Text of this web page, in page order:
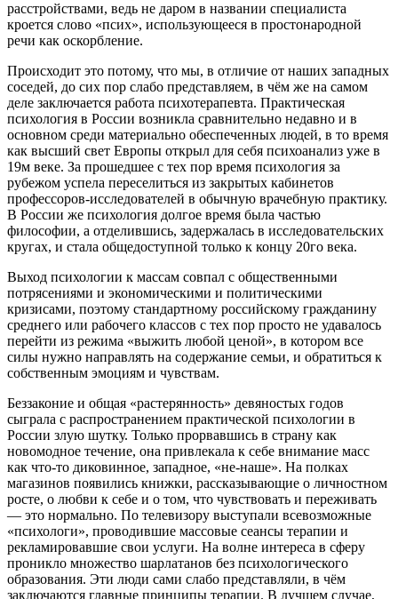
расстройствами, ведь не даром в названии специалиста
кроется слово «псих», использующееся в простонародной
речи как оскорбление.
Происходит это потому, что мы, в отличие от наших западных
соседей, до сих пор слабо представляем, в чём же на самом
деле заключается работа психотерапевта. Практическая
психология в России возникла сравнительно недавно и в
основном среди материально обеспеченных людей, в то время
как высший свет Европы открыл для себя психоанализ уже в
19м веке. За прошедшее с тех пор время психология за
рубежом успела переселиться из закрытых кабинетов
профессоров-исследователей в обычную врачебную практику.
В России же психология долгое время была частью
философии, а отделившись, задержалась в исследовательских
кругах, и стала общедоступной только к концу 20го века.
Выход психологии к массам совпал с общественными
потрясениями и экономическими и политическими
кризисами, поэтому стандартному российскому гражданину
среднего или рабочего классов с тех пор просто не удавалось
перейти из режима «выжить любой ценой», в котором все
силы нужно направлять на содержание семьи, и обратиться к
собственным эмоциям и чувствам.
Беззаконие и общая «растерянность» девяностых годов
сыграла с распространением практической психологии в
России злую шутку. Только прорвавшись в страну как
новомодное течение, она привлекала к себе внимание масс
как что-то диковинное, западное, «не-наше». На полках
магазинов появились книжки, рассказывающие о личностном
росте, о любви к себе и о том, что чувствовать и переживать
— это нормально. По телевизору выступали всевозможные
«психологи», проводившие массовые сеансы терапии и
рекламировавшие свои услуги. На волне интереса в сферу
проникло множество шарлатанов без психологического
образования. Эти люди сами слабо представляли, в чём
заключаются главные принципы терапии. В лучшем случае,